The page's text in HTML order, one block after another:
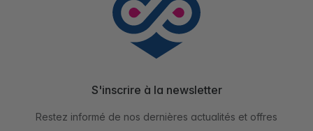
S'inscrire à la newsletter
Restez informé de nos dernières actualités et offres